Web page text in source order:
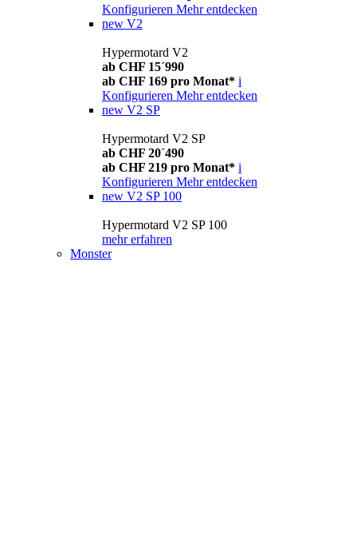
Konfigurieren Mehr entdecken
new V2
Hypermotard V2
ab CHF 15´990
ab CHF 169 pro Monat* i
Konfigurieren Mehr entdecken
new V2 SP
Hypermotard V2 SP
ab CHF 20´490
ab CHF 219 pro Monat* i
Konfigurieren Mehr entdecken
new V2 SP 100
Hypermotard V2 SP 100
mehr erfahren
Monster